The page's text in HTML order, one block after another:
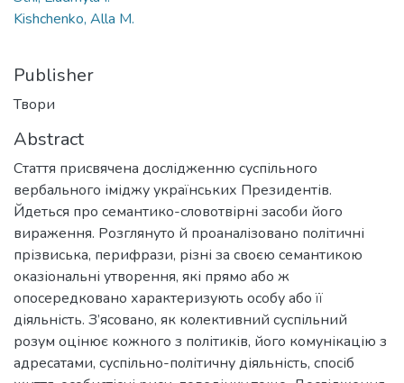
Kishchenko, Alla M.
Publisher
Твори
Abstract
Стаття присвячена дослідженню суспільного
вербального іміджу українських Президентів.
Йдеться про семантико-словотвірні засоби його
вираження. Розглянуто й проаналізовано політичні
прізвиська, перифрази, різні за своєю семантикою
оказіональні утворення, які прямо або ж
опосередковано характеризують особу або її
діяльність. З’ясовано, як колективний суспільний
розум оцінює кожного з політиків, його комунікацію з
адресатами, суспільно-політичну діяльність, спосіб